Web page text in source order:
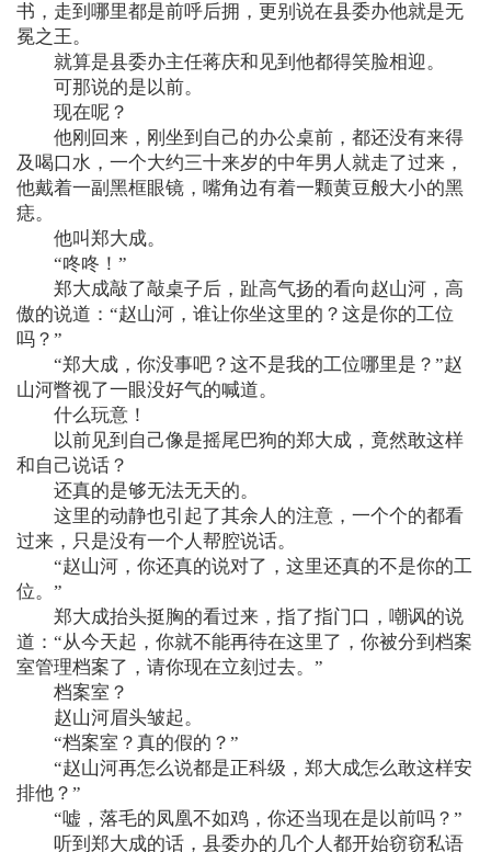
书，走到哪里都是前呼后拥，更别说在县委办他就是无
冕之王。
就算是县委办主任蒋庆和见到他都得笑脸相迎。
可那说的是以前。
现在呢？
他刚回来，刚坐到自己的办公桌前，都还没有来得
及喝口水，一个大约三十来岁的中年男人就走了过来，
他戴着一副黑框眼镜，嘴角边有着一颗黄豆般大小的黑
痣。
他叫郑大成。
“咚咚！”
郑大成敲了敲桌子后，趾高气扬的看向赵山河，高
傲的说道：“赵山河，谁让你坐这里的？这是你的工位
吗？”
“郑大成，你没事吧？这不是我的工位哪里是？”赵
山河瞥视了一眼没好气的喊道。
什么玩意！
以前见到自己像是摇尾巴狗的郑大成，竟然敢这样
和自己说话？
还真的是够无法无天的。
这里的动静也引起了其余人的注意，一个个的都看
过来，只是没有一个人帮腔说话。
“赵山河，你还真的说对了，这里还真的不是你的工
位。”
郑大成抬头挺胸的看过来，指了指门口，嘲讽的说
道：“从今天起，你就不能再待在这里了，你被分到档案
室管理档案了，请你现在立刻过去。”
档案室？
赵山河眉头皱起。
“档案室？真的假的？”
“赵山河再怎么说都是正科级，郑大成怎么敢这样安
排他？”
“嘘，落毛的凤凰不如鸡，你还当现在是以前吗？”
听到郑大成的话，县委办的几个人都开始窃窃私语